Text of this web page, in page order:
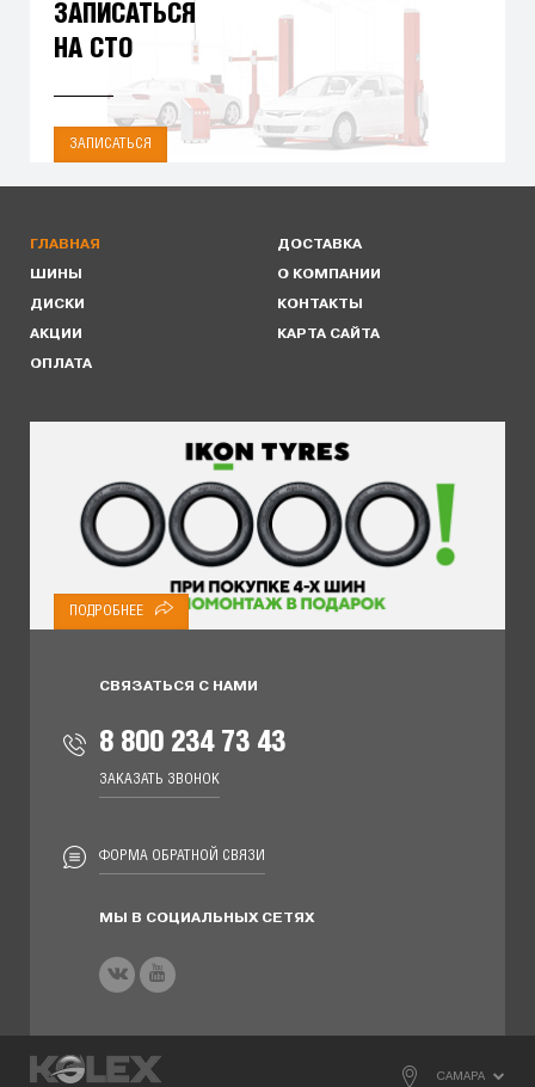
ЗАПИСАТЬСЯ
НА СТО
ЗАПИСАТЬСЯ
ГЛАВНАЯ
ШИНЫ
ДИСКИ
АКЦИИ
ОПЛАТА
ДОСТАВКА
О КОМПАНИИ
КОНТАКТЫ
КАРТА САЙТА
ПОДРОБНЕЕ
СВЯЗАТЬСЯ С НАМИ
8 800 234 73 43
ЗАКАЗАТЬ ЗВОНОК
ФОРМА ОБРАТНОЙ СВЯЗИ
МЫ В СОЦИАЛЬНЫХ СЕТЯХ
САМАРА